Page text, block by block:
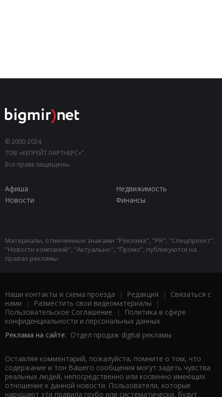
© 2000-2024,
ТОВ «КЕПРЕЙТ ПАРТНЕРС»".
Все права защищены.
Афиша
Недвижимость
Новости
Финансы
Материалы, отмеченные знаками "Реклама", "PR", "Спецпроект",
"Новости компаний", "Актуально", "Промо", публикуются на
правах рекламы.
Наши контакты и схема проезда | Редакция | Связаться с
нами | Разместить свои видеоматериалы |
Пользовательское Соглашение |
Политика в сфере
конфиденциальности и персональных данных
Реклама на сайте: Отдел продаж digital рекламы
Оставляя комментарий, пожалуйста, помните о том, что
содержание и тон Вашего сообщения могут задеть чувства
реальных людей, непосредственно или косвенно имеющих
отношение к данной новости. Пользователи, которые
нарушают эти правила грубо или систематически, будут